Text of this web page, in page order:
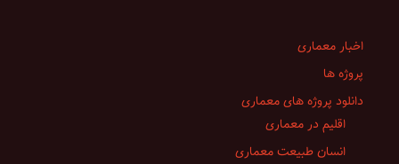
اخبار معماری
پروژه ها
دانلود پروژه های معماری
اقلیم در معماری
انسان طبیعت معماری